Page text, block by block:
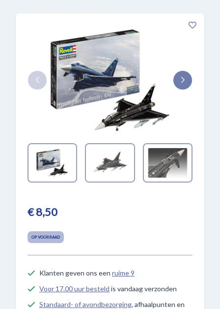
€ 8,50
OP VOORRAAD
Klanten geven ons een ruime 9
Voor 17.00 uur besteld is vandaag verzonden
Standaard- of avondbezorging, afhaalpunten en